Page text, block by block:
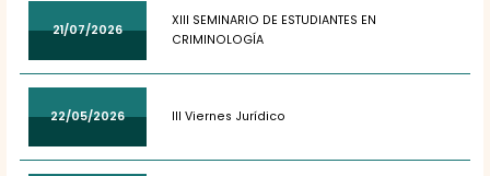
21/07/2026
XIII SEMINARIO DE ESTUDIANTES EN
CRIMINOLOGÍA
22/05/2026 III Viernes Jurídico